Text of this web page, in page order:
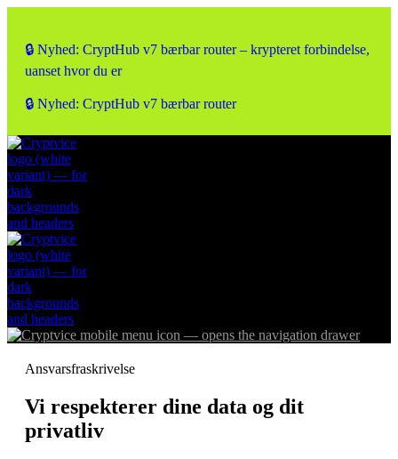
🔒 Nyhed: CryptHub v7 bærbar router – krypteret forbindelse,
uanset hvor du er
🔒 Nyhed: CryptHub v7 bærbar router
Ansvarsfraskrivelse
Vi respekterer dine data og dit
privatliv